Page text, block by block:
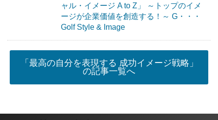
ャル・イメージ A to Z」 ～トップのイメ
ージが企業価値を創造する！～ G・・・
Golf Style & Image
「最高の自分を表現する 成功イメージ戦略」
の記事一覧へ